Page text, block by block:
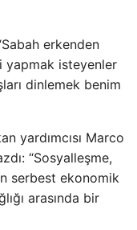
erkenden
yapmak isteyenler
dinlemek benim
yardımcısı Marco
“Sosyalleşme,
serbest ekonomik
arasında bir